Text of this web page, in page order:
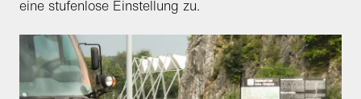
eine stufenlose Einstellung zu.